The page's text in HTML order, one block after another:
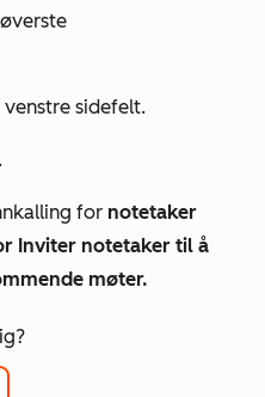
venstre sidefelt.
.
for notetaker
Inviter notetaker til å
møter.